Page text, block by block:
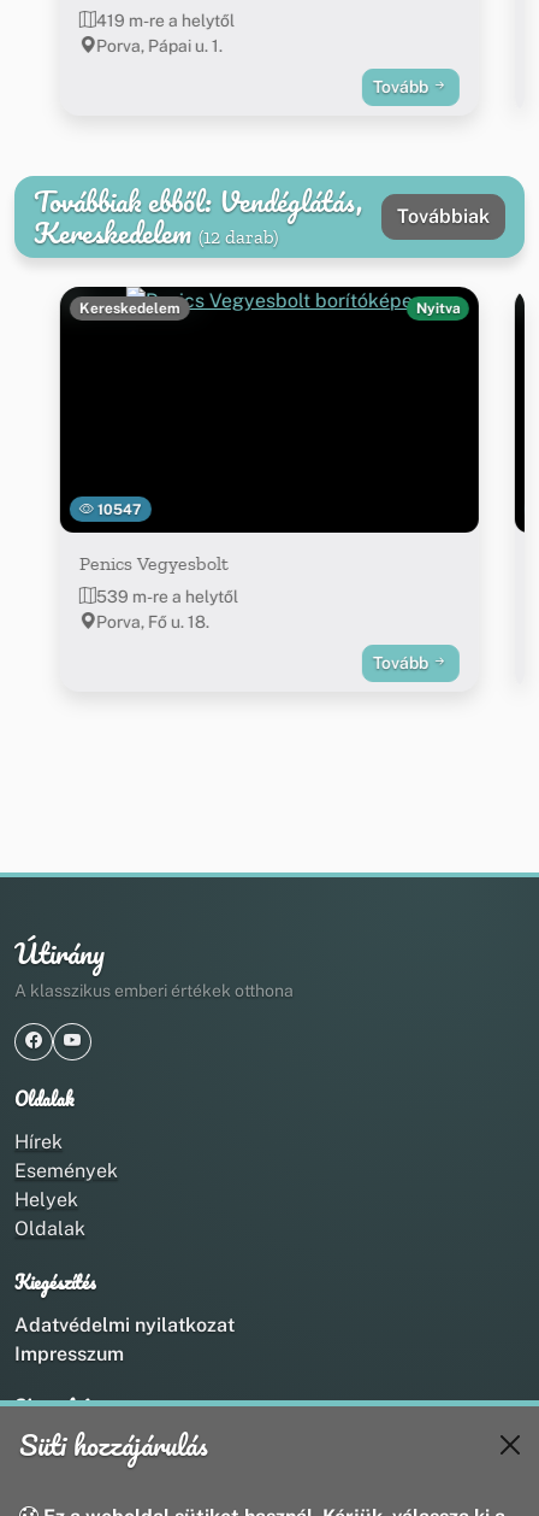
419 m-re a helytől
Porva, Pápai u. 1.
Tovább
Továbbiak ebből: Vendéglátás,
Kereskedelem (12 darab)
Továbbiak
10547
Kereskedelem Nyitva
Penics Vegyesbolt
539 m-re a helytől
Porva, Fő u. 18.
Tovább
Útirány
A klasszikus emberi értékek otthona
Oldalak
Hírek
Események
Helyek
Oldalak
Kiegészítés
Adatvédelmi nyilatkozat
Impresszum
Kapcsolat
+36 20 211 1888
webmaster@utirany.hu
Süti hozzájárulás